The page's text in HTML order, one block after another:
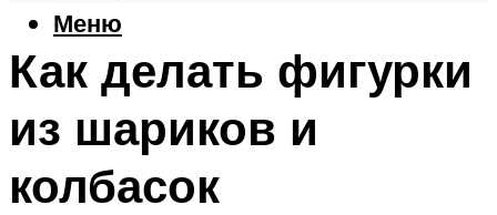
Меню
Как делать фигурки
из шариков и
колбасок